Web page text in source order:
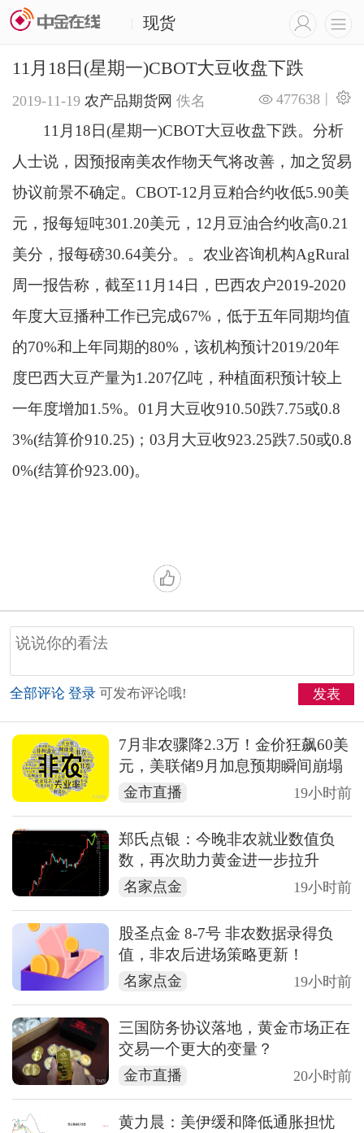
现货
11月18日(星期一)CBOT大豆收盘下跌
2019-11-19 农产品期货网 佚名 |
477638
11月18日(星期一)CBOT大豆收盘下跌。分析
人士说，因预报南美农作物天气将改善，加之贸易
协议前景不确定。CBOT-12月豆粕合约收低5.90美
元，报每短吨301.20美元，12月豆油合约收高0.21
美分，报每磅30.64美分。。农业咨询机构AgRural
周一报告称，截至11月14日，巴西农户2019-2020
年度大豆播种工作已完成67%，低于五年同期均值
的70%和上年同期的80%，该机构预计2019/20年
度巴西大豆产量为1.207亿吨，种植面积预计较上
一年度增加1.5%。01月大豆收910.50跌7.75或0.8
3%(结算价910.25)；03月大豆收923.25跌7.50或0.8
0%(结算价923.00)。
全部评论 登录 可发布评论哦! 发表
7月非农骤降2.3万！金价狂飙60美
元，美联储9月加息预期瞬间崩塌
金市直播 19小时前
郑氏点银：今晚非农就业数值负
数，再次助力黄金进一步拉升
名家点金 19小时前
股圣点金 8-7号 非农数据录得负
值，非农后进场策略更新！
名家点金 19小时前
三国防务协议落地，黄金市场正在
交易一个更大的变量？
金市直播 20小时前
黄力晨：美伊缓和降低通胀担忧